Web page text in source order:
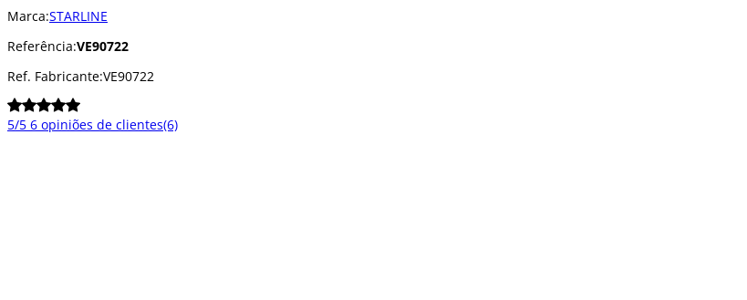
Marca:STARLINE
Referência:VE90722
Ref. Fabricante:VE90722
5/5 6 opiniões de clientes(6)